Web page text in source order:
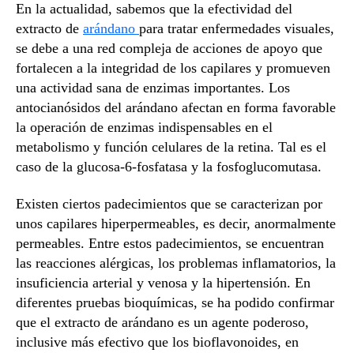
En la actualidad, sabemos que la efectividad del
extracto de arándano para tratar enfermedades visuales,
se debe a una red compleja de acciones de apoyo que
fortalecen a la integridad de los capilares y promueven
una actividad sana de enzimas importantes. Los
antocianósidos del arándano afectan en forma favorable
la operación de enzimas indispensables en el
metabolismo y función celulares de la retina. Tal es el
caso de la glucosa-6-fosfatasa y la fosfoglucomutasa.
Existen ciertos padecimientos que se caracterizan por
unos capilares hiperpermeables, es decir, anormalmente
permeables. Entre estos padecimientos, se encuentran
las reacciones alérgicas, los problemas inflamatorios, la
insuficiencia arterial y venosa y la hipertensión. En
diferentes pruebas bioquímicas, se ha podido confirmar
que el extracto de arándano es un agente poderoso,
inclusive más efectivo que los bioflavonoides, en